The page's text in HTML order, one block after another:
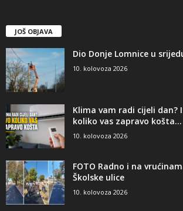
JOŠ OBJAVA
Dio Donje Lomnice u
10. kolovoza 2026
Klima vam radi cijeli dan?
koliko vas zapravo košta...
10. kolovoza 2026
FOTO Radno i na
Školske ulice
10. kolovoza 2026